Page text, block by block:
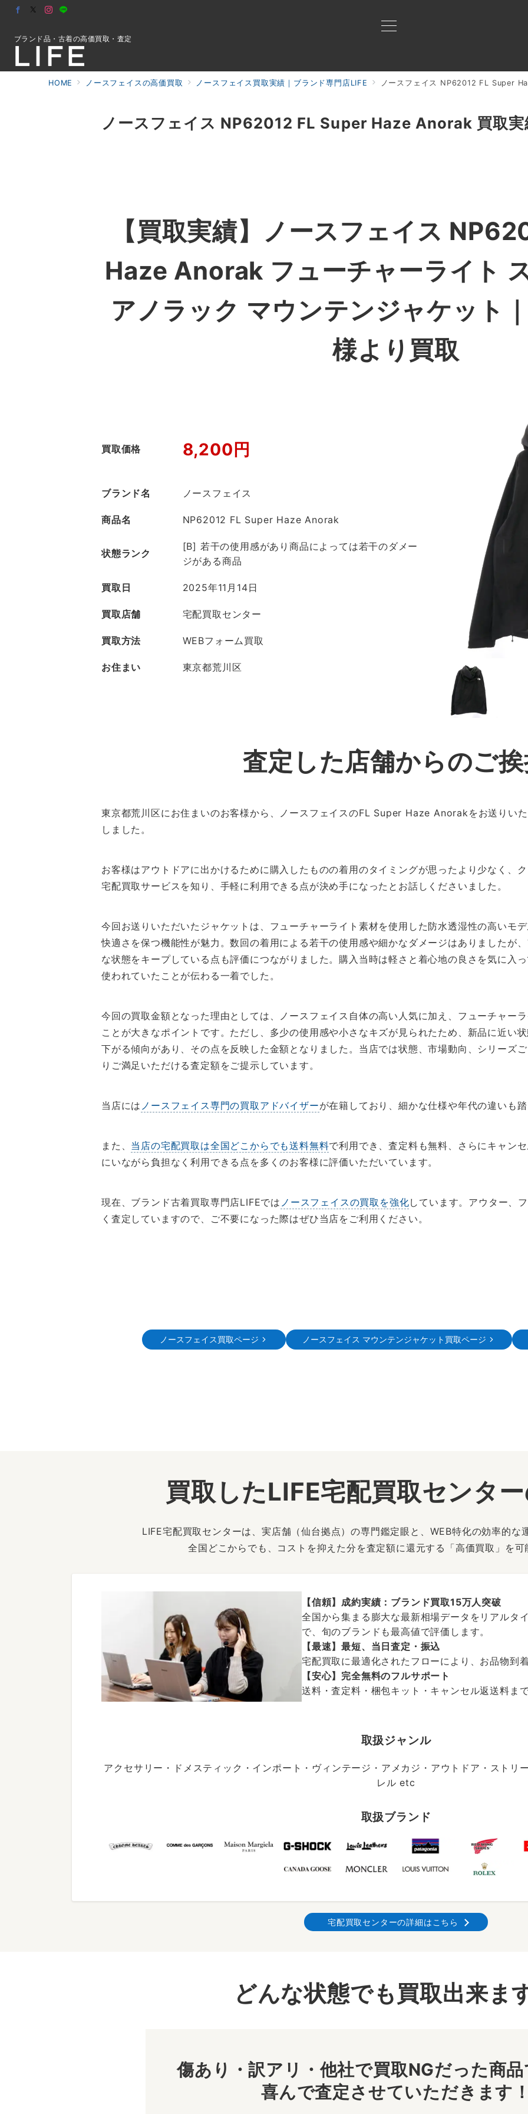
ブランド品・古着の高価買取・査定
HOME ノースフェイスの高価買取 ノースフェイス買取実績｜ブランド専門店LIFE ノースフェイス NP62012 FL Super
ノースフェイス NP62012 FL Super Haze Anorak 買取実
【買取実績】
ノースフェイス
Haze Anorak フューチャーライト
アノラック マウンテンジャケット
様より買取
買取価格 8,200円
ブランド名 ノースフェイス
商品名 NP62012 FL Super Haze Anorak
状態ランク
[B] 若干の使用感があり商品によっては若干のダメー
ジがある商品
買取日 2025年11月14日
買取店舗 宅配買取センター
買取方法 WEBフォーム買取
お住まい 東京都荒川区
査定した店舗からのご
東京都荒川区にお住まいのお客様から、ノースフェイスのFL Super Haze Anorakをお送りい
しました。
お客様はアウトドアに出かけるために購入したものの着用のタイミングが思ったより少なく、
宅配買取サービスを知り、手軽に利用できる点が決め手になったとお話しくださいました。
今回お送りいただいたジャケットは、フューチャーライト素材を使用した防水透湿性の高いモ
快適さを保つ機能性が魅力。数回の着用による若干の使用感や細かなダメージはありましたが
な状態をキープしている点も評価につながりました。購入当時は軽さと着心地の良さを気に入
使われていたことが伝わる一着でした。
今回の買取金額となった理由としては、ノースフェイス自体の高い人気に加え、フューチャー
ことが大きなポイントです。ただし、多少の使用感や小さなキズが見られたため、新品に近い
下がる傾向があり、その点を反映した金額となりました。当店では状態、市場動向、シリーズ
りご満足いただける査定額をご提示しています。
当店には ノースフェイス専門の買取アドバイザーが在籍しており、細かな仕様や年代の違いも
また、 当店の宅配買取は全国どこからでも送料無料で利用でき、査定料も無料、さらにキャン
にいながら負担なく利用できる点を多くのお客様に評価いただいています。
現在、ブランド古着買取専門店LIFEでは ノースフェイスの買取を強化しています。アウター、
く査定していますので、ご不要になった際はぜひ当店をご利用ください。
ノースフェイス買取ページ ノースフェイス マウンテンジャケット買取ページ
買取したLIFE宅配買取センタ
LIFE宅配買取センターは、実店舗（仙台拠点）の専門鑑定眼と、WEB特化の効率的な
全国どこからでも、コストを抑えた分を査定額に還元する「高価買取」を
【信頼】成約実績：ブランド買取15万人突破
全国から集まる膨大な最新相場データをリアルタ
で、旬のブランドも最高値で評価します。
【最速】最短、当日査定・振込
宅配買取に最適化されたフローにより、お品物到
【安心】完全無料のフルサポート
送料・査定料・梱包キット・キャンセル返送料ま
取扱ジャンル
アクセサリー・ドメスティック・インポート・ヴィンテージ・アメカジ・アウトドア・ストリ
レル etc
取扱ブランド
宅配買取センターの詳細はこちら
どんな状態でも買取出来ま
傷あり・訳アリ・他社で買取NGだった商
喜んで査定させていただきます